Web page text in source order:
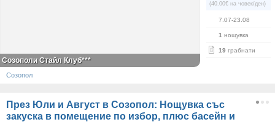
(40.00€ на човек/ден)
7.07-23.08
1 нощувка
19 грабнати
Созополи Стайл Клуб***
Созопол
През Юли и Август в Созопол: Нощувка със
закуска в помещение по избор, плюс басейн и